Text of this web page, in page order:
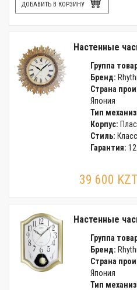
ДОБАВИТЬ В КОРЗИНУ
Настенные
Группа
Бренд:
Страна
Япония
Тип
Корпус:
Стиль:
Гарантия:
39 600 KZT
Настенные
Группа
Бренд:
Страна
Япония
Тип